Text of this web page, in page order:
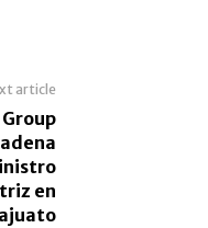
article
en